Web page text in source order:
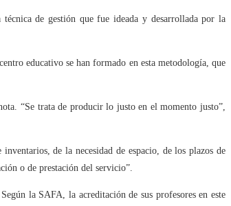
de gestión que fue ideada y desarrollada por la
educativo se han formado en esta metodología, que
“Se trata de producir lo justo en el momento justo”,
de la necesidad de espacio, de los plazos de
o de prestación del servicio”.
la SAFA, la acreditación de sus profesores en este